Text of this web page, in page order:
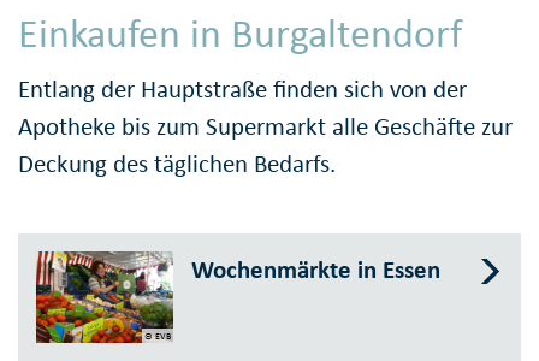
Einkaufen in Burgaltendorf
Entlang der Hauptstraße finden sich von der
Apotheke bis zum Supermarkt alle Geschäfte zur
Deckung des täglichen Bedarfs.
© EVB
Wochenmärkte in Essen